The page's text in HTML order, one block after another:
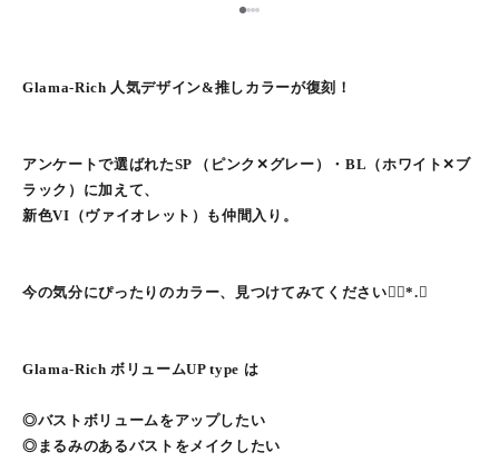
123
Glama-Rich 人気デザイン&推しカラーが復刻！
アンケートで選ばれたSP （ピンク✕グレー）・BL（ホワイト✕ブ
ラック）に加えて、
新色VI（ヴァイオレット）も仲間入り。
今の気分にぴったりのカラー、見つけてみてください❁⃘*.ﾟ
Glama-Rich ボリュームUP type は
◎バストボリュームをアップしたい
◎まるみのあるバストをメイクしたい